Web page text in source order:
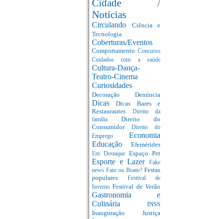
Cidade /
Notícias
Circulando Ciência e
Tecnologia
Coberturas/Eventos
Comportamento Concurso
Cuidados com a saúde
Cultura-Dança-
Teatro-Cinema
Curiosidades
Decoração Denúncia
DicasDicas Bares e
Restaurantes
Direito da
família Direito do
Consumidor Direito do
Emprego Economia
Educação Efemérides
Em Destaque Espaço Pet
Esporte e Lazer
Fake
news Fato ou Boato? Festas
populares
Festival de
InvernoFestival de Verão
Gastronomia e
Culinária INSS
Inauguração Justiça